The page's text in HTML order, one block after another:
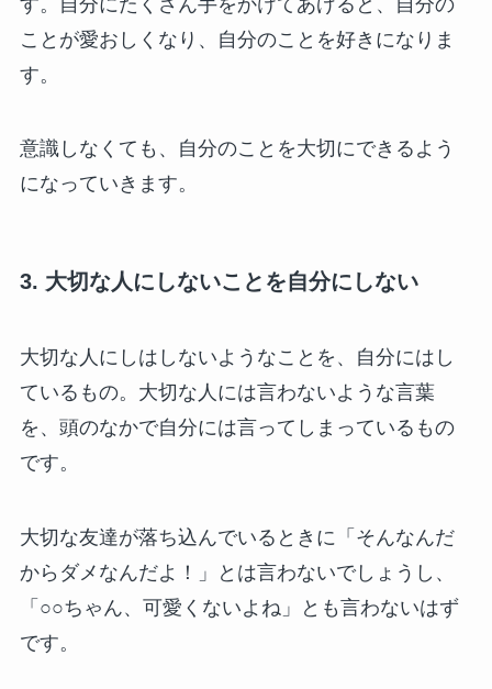
ことが愛おしくなり、自分のことを好きになりま
す。
意識しなくても、自分のことを大切にできるよう
になっていきます。
3. 大切な人にしないことを自分にしない
大切な人にしはしないようなことを、自分にはし
ているもの。大切な人には言わないような言葉
を、頭のなかで自分には言ってしまっているもの
です。
大切な友達が落ち込んでいるときに「そんなんだ
からダメなんだよ！」とは言わないでしょうし、
「○○ちゃん、可愛くないよね」とも言わないはず
です。